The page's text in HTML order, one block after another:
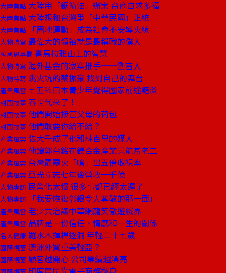
大陸焦點 大陸用「鋸箭法」辦案 台商自求多福
大陸焦點 大陸想和台灣爭「中華民國」正統
大陸焦點 「圈地運動」成為社會不安導火線
人物特寫 最偉大的領袖就是最稱職的僕人
柯承恩專欄 喜馬拉雅山上的智慧
人物特寫 海外基金的寂寞推手──劉吉人
人物特寫 跳火坑的蔡振豪 找到自己的舞台
產業風雲 七五％日本青少年覺得國家前途黯淡
封面故事 吞世代來了！
封面故事 他們開始接管父母的荷包
封面故事 他們敢要你給不給？
產業風雲 張大千成了他和林百里的媒人
產業風雲 他讓郭台銘在鎂合金產業只能當老二
產業風雲 台灣霹靂火「嗆」出五倍收視率
產業風雲 亞光立志七年後營收一千億
人物專訪 民營化太慢 很多事都已經太遲了
人物專訪 「我要恢復彰銀令人尊敬的那一面」
產業風雲 老少共治讓中華網龍笑傲遊戲界
產業風雲 品牌是一份信任、情感和一生的關係
名人健康 羅水木揮桿逐洞 年輕二十七歲
國際視窗 澳洲外貿重美輕亞？
國際視窗 顧客越開心 公司業績越漂亮